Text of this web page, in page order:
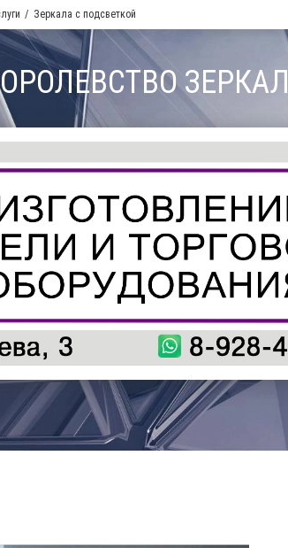
Зеркала с подсветкой
ЗЕРКАЛ